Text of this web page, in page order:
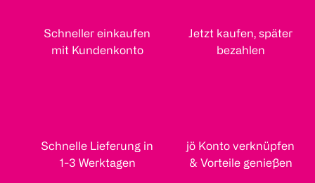
Schneller einkaufen
mit Kundenkonto
Jetzt kaufen, später
bezahlen
Schnelle Lieferung in
1-3 Werktagen
jö Konto verknüpfen
& Vorteile genießen